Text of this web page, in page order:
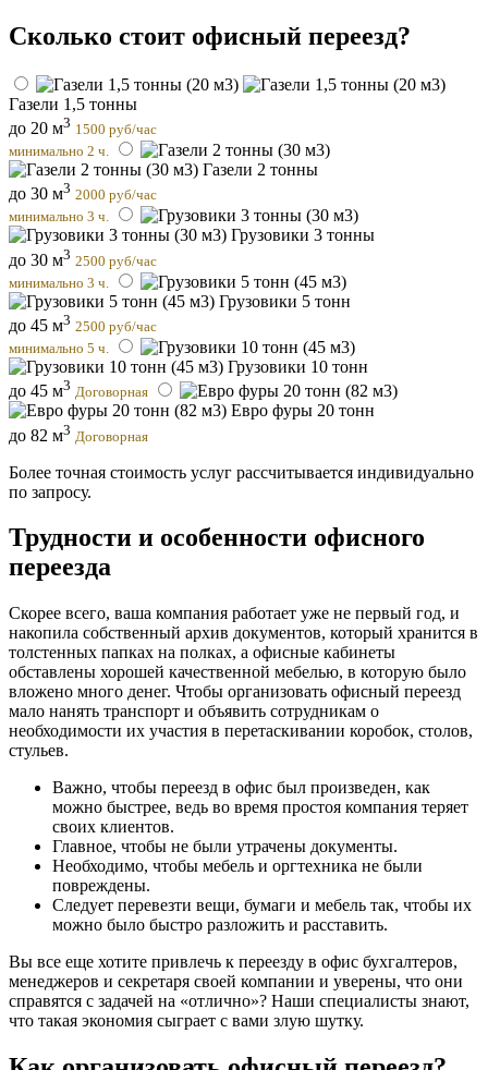
Сколько стоит офисный переезд?
Газели 1,5 тонны
до 20 м3 1500 руб/час
минимально 2 ч.
Газели 2 тонны
до 30 м3 2000 руб/час
минимально 3 ч.
Грузовики 3 тонны
до 30 м3 2500 руб/час
минимально 3 ч.
Грузовики 5 тонн
до 45 м3 2500 руб/час
минимально 5 ч.
Грузовики 10 тонн
до 45 м3 Договорная
Евро фуры 20 тонн
до 82 м3 Договорная
Более точная стоимость услуг рассчитывается индивидуально
по запросу.
Трудности и особенности офисного
переезда
Скорее всего, ваша компания работает уже не первый год, и
накопила собственный архив документов, который хранится в
толстенных папках на полках, а офисные кабинеты
обставлены хорошей качественной мебелью, в которую было
вложено много денег. Чтобы организовать офисный переезд
мало нанять транспорт и объявить сотрудникам о
необходимости их участия в перетаскивании коробок, столов,
стульев.
Важно, чтобы переезд в офис был произведен, как
можно быстрее, ведь во время простоя компания теряет
своих клиентов.
Главное, чтобы не были утрачены документы.
Необходимо, чтобы мебель и оргтехника не были
повреждены.
Следует перевезти вещи, бумаги и мебель так, чтобы их
можно было быстро разложить и расставить.
Вы все еще хотите привлечь к переезду в офис бухгалтеров,
менеджеров и секретаря своей компании и уверены, что они
справятся с задачей на «отлично»? Наши специалисты знают,
что такая экономия сыграет с вами злую шутку.